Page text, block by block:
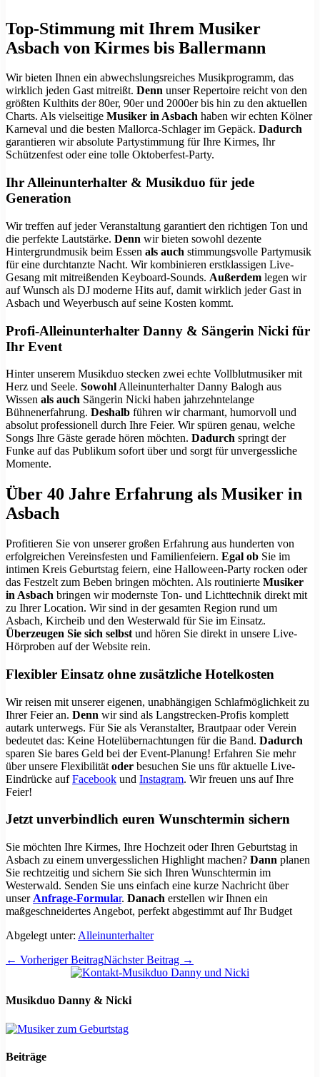
Top-Stimmung mit Ihrem Musiker
Asbach von Kirmes bis Ballermann
Wir bieten Ihnen ein abwechslungsreiches Musikprogramm, das
wirklich jeden Gast mitreißt. Denn unser Repertoire reicht von den
größten Kulthits der 80er, 90er und 2000er bis hin zu den aktuellen
Charts. Als vielseitige Musiker in Asbach haben wir echten Kölner
Karneval und die besten Mallorca-Schlager im Gepäck. Dadurch
garantieren wir absolute Partystimmung für Ihre Kirmes, Ihr
Schützenfest oder eine tolle Oktoberfest-Party.
Ihr Alleinunterhalter & Musikduo für jede
Generation
Wir treffen auf jeder Veranstaltung garantiert den richtigen Ton und
die perfekte Lautstärke. Denn wir bieten sowohl dezente
Hintergrundmusik beim Essen als auch stimmungsvolle Partymusik
für eine durchtanzte Nacht. Wir kombinieren erstklassigen Live-
Gesang mit mitreißenden Keyboard-Sounds. Außerdem legen wir
auf Wunsch als DJ moderne Hits auf, damit wirklich jeder Gast in
Asbach und Weyerbusch auf seine Kosten kommt.
Profi-Alleinunterhalter Danny & Sängerin Nicki für
Ihr Event
Hinter unserem Musikduo stecken zwei echte Vollblutmusiker mit
Herz und Seele. Sowohl Alleinunterhalter Danny Balogh aus
Wissen als auch Sängerin Nicki haben jahrzehntelange
Bühnenerfahrung. Deshalb führen wir charmant, humorvoll und
absolut professionell durch Ihre Feier. Wir spüren genau, welche
Songs Ihre Gäste gerade hören möchten. Dadurch springt der
Funke auf das Publikum sofort über und sorgt für unvergessliche
Momente.
Über 40 Jahre Erfahrung als Musiker in
Asbach
Profitieren Sie von unserer großen Erfahrung aus hunderten von
erfolgreichen Vereinsfesten und Familienfeiern. Egal ob Sie im
intimen Kreis Geburtstag feiern, eine Halloween-Party rocken oder
das Festzelt zum Beben bringen möchten. Als routinierte Musiker
in Asbach bringen wir modernste Ton- und Lichttechnik direkt mit
zu Ihrer Location. Wir sind in der gesamten Region rund um
Asbach, Kircheib und den Westerwald für Sie im Einsatz.
Überzeugen Sie sich selbst und hören Sie direkt in unsere Live-
Hörproben auf der Website rein.
Flexibler Einsatz ohne zusätzliche Hotelkosten
Wir reisen mit unserer eigenen, unabhängigen Schlafmöglichkeit zu
Ihrer Feier an. Denn wir sind als Langstrecken-Profis komplett
autark unterwegs. Für Sie als Veranstalter, Brautpaar oder Verein
bedeutet das: Keine Hotelübernachtungen für die Band. Dadurch
sparen Sie bares Geld bei der Event-Planung! Erfahren Sie mehr
über unsere Flexibilität oder besuchen Sie uns für aktuelle Live-
Eindrücke aufFacebook und Instagram. Wir freuen uns auf Ihre
Feier!
Jetzt unverbindlich euren Wunschtermin sichern
Sie möchten Ihre Kirmes, Ihre Hochzeit oder Ihren Geburtstag in
Asbach zu einem unvergesslichen Highlight machen? Dann planen
Sie rechtzeitig und sichern Sie sich Ihren Wunschtermin im
Westerwald. Senden Sie uns einfach eine kurze Nachricht über
unser Anfrage-Formular. Danach erstellen wir Ihnen ein
maßgeschneidertes Angebot, perfekt abgestimmt auf Ihr Budget
Abgelegt unter: Alleinunterhalter
Beitragsnavigation
← Vorheriger BeitragNächster Beitrag →
Musikduo Danny & Nicki
Beiträge